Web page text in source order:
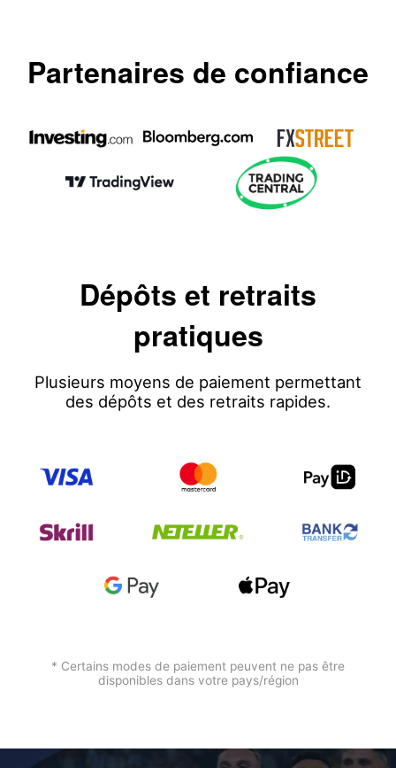
Partenaires de confiance
Dépôts et retraits
pratiques
Plusieurs moyens de paiement permettant
des dépôts et des retraits rapides.
* Certains modes de paiement peuvent ne pas être
disponibles dans votre pays/région